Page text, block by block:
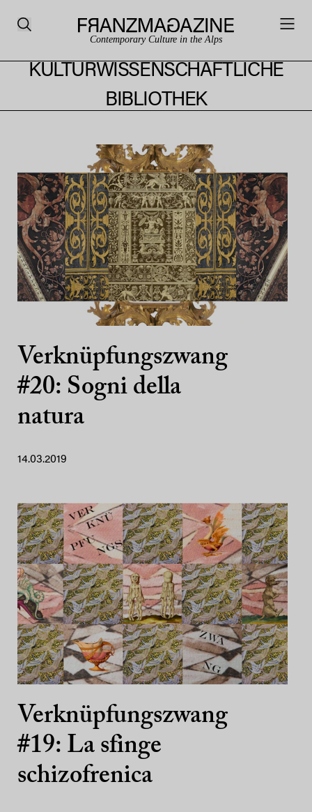
Contemporary Culture in the Alps
KULTURWISSENSCHAFTLICHE
BIBLIOTHEK
Verknüpfungszwang
#20: Sogni della
natura
14.03.2019
Verknüpfungszwang
#19: La sfinge
schizofrenica